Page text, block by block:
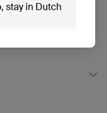
stay in Dutch